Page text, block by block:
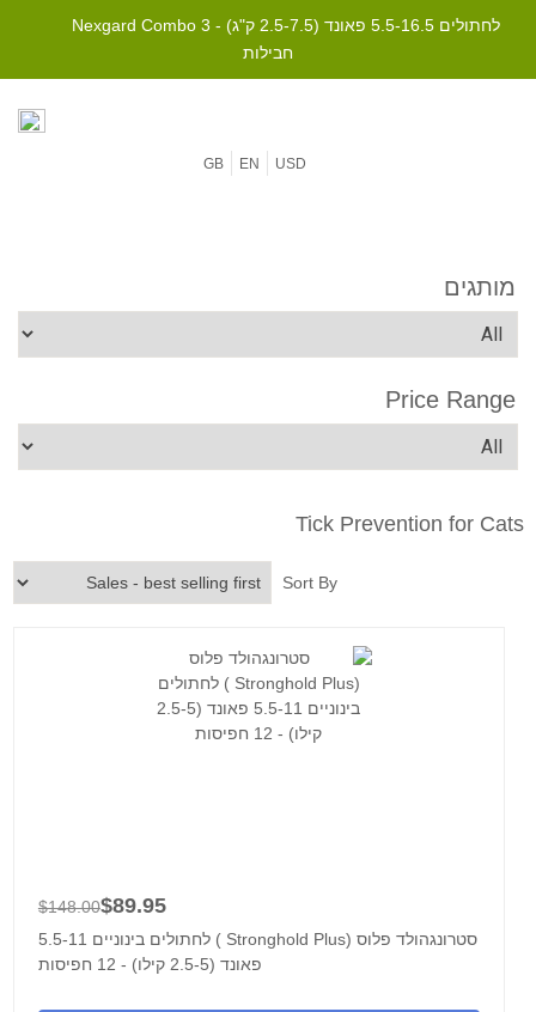
Nexgard Combo לחתולים 5.5-16.5 פאונד (2.5-7.5 ק"ג) - 3
חבילות
GB EN USD
מותגים
Price Range
Tick Prevention for Cats
Sort By
$89.95
$148.00
סטרונגהולד פלוס (Stronghold Plus ) לחתולים בינוניים 5.5-11
פאונד (2.5-5 קילו) - 12 חפיסות